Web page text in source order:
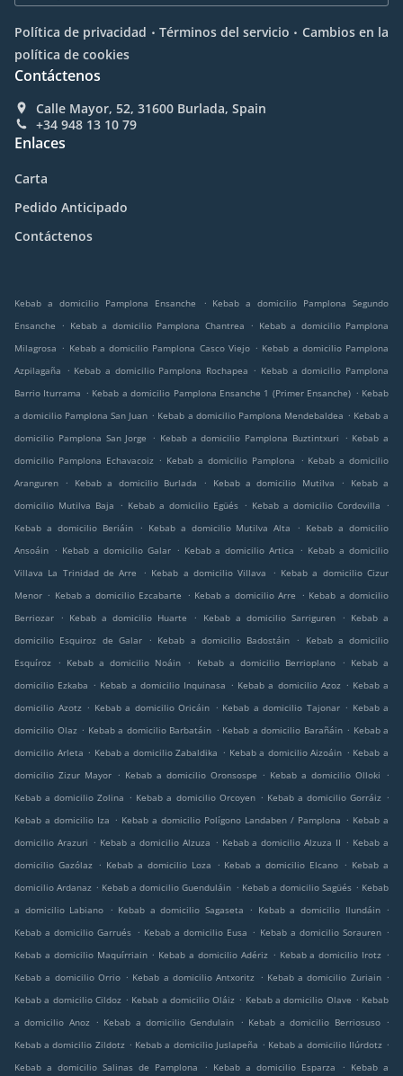
Política de privacidad . Términos del servicio . Cambios en la
política de cookies
Contáctenos
Calle Mayor, 52, 31600 Burlada, Spain
+34 948 13 10 79
Enlaces
Carta
Pedido Anticipado
Contáctenos
Kebab a domicilio Pamplona Ensanche . Kebab a domicilio Pamplona Segundo
Ensanche
. Kebab a domicilio Pamplona Chantrea . Kebab a domicilio Pamplona
Milagrosa . Kebab a domicilio Pamplona Casco Viejo . Kebab a domicilio Pamplona
Azpilagaña
. Kebab a domicilio Pamplona Rochapea . Kebab a domicilio Pamplona
Barrio Iturrama . Kebab a domicilio Pamplona Ensanche 1 (Primer Ensanche) . Kebab
a domicilio Pamplona San Juan . Kebab a domicilio Pamplona Mendebaldea . Kebab a
domicilio Pamplona San Jorge
. Kebab a domicilio Pamplona Buztintxuri . Kebab a
domicilio Pamplona Echavacoiz . Kebab a domicilio Pamplona . Kebab a domicilio
Aranguren
. Kebab a domicilio Burlada . Kebab a domicilio Mutilva .
Kebab a
domicilio Mutilva Baja
. Kebab a domicilio Egüés . Kebab a domicilio Cordovilla
.
Kebab a domicilio Beriáin
. Kebab a domicilio Mutilva Alta . Kebab a domicilio
Ansoáin . Kebab a domicilio Galar . Kebab a domicilio Artica . Kebab a domicilio
Villava La Trinidad de Arre
. Kebab a domicilio Villava . Kebab a domicilio Cizur
Menor . Kebab a domicilio Ezcabarte . Kebab a domicilio Arre . Kebab a domicilio
Berriozar
. Kebab a domicilio Huarte . Kebab a domicilio Sarriguren . Kebab a
domicilio Esquiroz de Galar
. Kebab a domicilio Badostáin .
Kebab a domicilio
Esquíroz
. Kebab a domicilio Noáin . Kebab a domicilio Berrioplano . Kebab a
domicilio Ezkaba . Kebab a domicilio Inquinasa . Kebab a domicilio Azoz . Kebab a
domicilio Azotz . Kebab a domicilio Oricáin . Kebab a domicilio Tajonar . Kebab a
domicilio Olaz . Kebab a domicilio Barbatáin . Kebab a domicilio Barañáin . Kebab a
domicilio Arleta . Kebab a domicilio Zabaldika . Kebab a domicilio Aizoáin . Kebab a
domicilio Zizur Mayor . Kebab a domicilio Oronsospe . Kebab a domicilio Olloki
.
Kebab a domicilio Zolina . Kebab a domicilio Orcoyen . Kebab a domicilio Gorráiz .
Kebab a domicilio Iza . Kebab a domicilio Polígono Landaben / Pamplona . Kebab a
domicilio Arazuri . Kebab a domicilio Alzuza . Kebab a domicilio Alzuza II . Kebab a
domicilio Gazólaz . Kebab a domicilio Loza . Kebab a domicilio Elcano . Kebab a
domicilio Ardanaz . Kebab a domicilio Guenduláin . Kebab a domicilio Sagüés . Kebab
a domicilio Labiano
. Kebab a domicilio Sagaseta . Kebab a domicilio Ilundáin
.
Kebab a domicilio Garrués . Kebab a domicilio Eusa . Kebab a domicilio Sorauren .
Kebab a domicilio Maquírriain . Kebab a domicilio Adériz . Kebab a domicilio Irotz .
Kebab a domicilio Orrio . Kebab a domicilio Antxoritz . Kebab a domicilio Zuriain .
Kebab a domicilio Cildoz . Kebab a domicilio Oláiz . Kebab a domicilio Olave . Kebab
a domicilio Anoz . Kebab a domicilio Gendulain . Kebab a domicilio Berriosuso .
Kebab a domicilio Zildotz . Kebab a domicilio Juslapeña . Kebab a domicilio Ilúrdotz .
Kebab a domicilio Salinas de Pamplona
. Kebab a domicilio Esparza . Kebab a